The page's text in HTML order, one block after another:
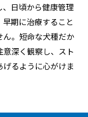
日頃から健康管理
期に治療すること
。短命な犬種だか
深く観察し、スト
るように心がけま